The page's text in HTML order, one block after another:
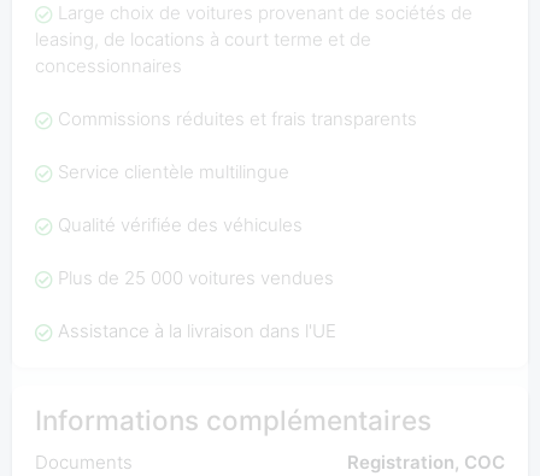
Large choix de voitures provenant de sociétés de
leasing, de locations à court terme et de
concessionnaires
Commissions réduites et frais transparents
Service clientèle multilingue
Qualité vérifiée des véhicules
Plus de 25 000 voitures vendues
Assistance à la livraison dans l'UE
Informations complémentaires
Documents
Registration, COC